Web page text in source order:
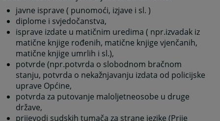
javne isprave ( punomoći, izjave i sl. )
diplome i svjedočanstva,
isprave izdate u matičnim uredima ( npr.izvadak iz
matične knjige rođenih, matične knjige vjenčanih,
matične knjige umrlih i sl.),
potvrde (npr.potvrda o slobodnom bračnom
stanju, potvrda o nekažnjavanju izdata od policijske
uprave Općine,
potvrda za putovanje maloljetneosobe u druge
države,
prijevodi sudskih tumača za strane jezike (Prije